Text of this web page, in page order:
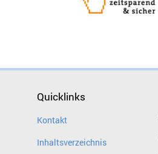
Quicklinks
Kontakt
Inhaltsverzeichnis